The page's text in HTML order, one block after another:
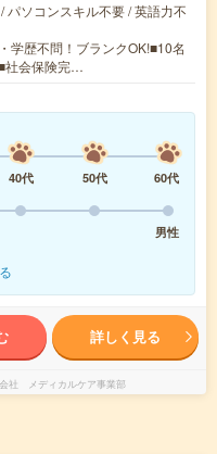
パソコンスキル不要 / 英語力不
学歴不問！ブランクOK!■10名
社会保険完…
40代 50代
60代
男性
詳しく見る
社 メディカルケア事業部